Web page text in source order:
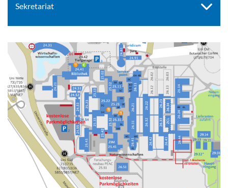
Sekretariat